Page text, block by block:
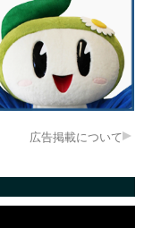
広告掲載について